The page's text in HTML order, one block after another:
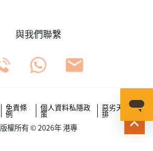
與我們聯繫
免責條
例
個人資料私隱政
策
惡劣天氣安
排
版權所有 © 2026年 港專